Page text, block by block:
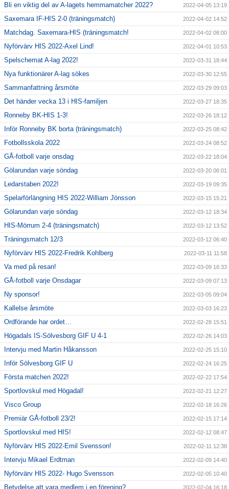
Bli en viktig del av A-lagets hemmamatcher 2022? 2022-04-05 13:19
Saxemara IF-HIS 2-0 (träningsmatch) 2022-04-02 14:52
Matchdag. Saxemara-HIS (träningsmatch! 2022-04-02 08:00
Nyförvärv HIS 2022-Axel Lind! 2022-04-01 10:53
Spelschemat A-lag 2022! 2022-03-31 18:44
Nya funktionärer A-lag sökes 2022-03-30 12:55
Sammanfattning årsmöte 2022-03-29 09:03
Det händer vecka 13 i HIS-familjen 2022-03-27 18:35
Ronneby BK-HIS 1-3! 2022-03-26 18:12
Inför Ronneby BK borta (träningsmatch) 2022-03-25 08:42
Fotbollsskola 2022 2022-03-24 08:52
GÅ-fotboll varje onsdag 2022-03-22 18:04
Gölarundan varje söndag 2022-03-20 06:01
Ledarstaben 2022! 2022-03-19 09:35
Spelarförlängning HIS 2022-William Jönsson 2022-03-15 15:21
Gölarundan varje söndag 2022-03-12 18:34
HIS-Mörrum 2-4 (träningsmatch) 2022-03-12 13:52
Träningsmatch 12/3 2022-03-12 06:40
Nyförvärv HIS 2022-Fredrik Kohlberg 2022-03-11 11:58
Va med på resan! 2022-03-09 16:33
GÅ-fotboll varje Onsdagar 2022-03-09 07:13
Ny sponsor! 2022-03-05 09:04
Kallelse årsmöte 2022-03-03 16:23
Ordförande har ordet… 2022-02-28 15:51
Högadals IS-Sölvesborg GIF U 4-1 2022-02-26 14:03
Intervju med Martin Håkansson 2022-02-25 15:10
Inför Sölvesborg GIF U 2022-02-24 16:25
Första matchen 2022! 2022-02-22 17:54
Sportlovskul med Högadal! 2022-02-21 12:27
Visco Group 2022-02-18 16:26
Premiär GÅ-fotboll 23/2! 2022-02-15 17:14
Sportlovskul med HIS! 2022-02-12 08:47
Nyförvärv HIS 2022-Emil Svensson! 2022-02-11 12:38
Intervju Mikael Erdtman 2022-02-09 14:40
Nyförvärv HIS 2022- Hugo Svensson 2022-02-05 10:40
Betydelse att vara medlem i en förening? 2022-02-04 16:18